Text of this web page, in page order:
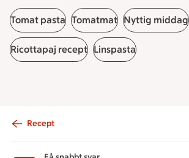
Tomat pasta Tomatmat Nyttig middag
Ricottapaj recept Linspasta
Recept